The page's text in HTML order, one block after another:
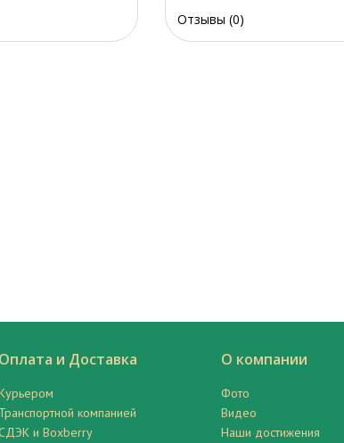
Отзывы (0)
Оплата и Доставка
Транспортной компанией
и Boxberry
О компании
Фото
Видео
Наши достижения